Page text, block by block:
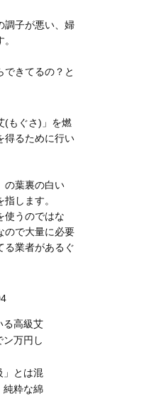
調子が悪い、婦
できてるの？と
(もぐさ)」を燃
得るために行い
の葉裏の白い
指します。
使うのではな
ので大量に必要
る業者があるぐ
る高級艾
ン万円し
」とは混
純粋な綿